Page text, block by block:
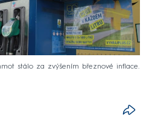
stálo za zvýšením březnové inflace.